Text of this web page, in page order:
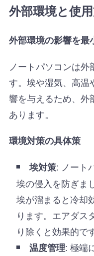
外部環境と使
外部環境の影響を最
ノートパソコンは
す。埃や湿気、高温
響を与えるため、外
あります。
環境対策の具体策
埃対策: ノート
埃の侵入を防ぎま
埃が溜まると冷却
ります。エアダス
り除くと効果的です
温度管理: 極端